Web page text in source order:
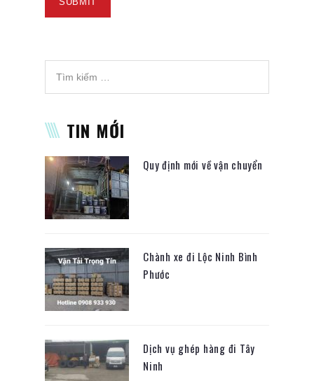
TIN MỚI
Quy định mới về vận chuyển
Chành xe đi Lộc Ninh Bình
Phước
Dịch vụ ghép hàng đi Tây
Ninh